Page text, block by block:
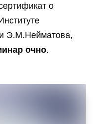
о
Э.М.Нейматова,
очно.